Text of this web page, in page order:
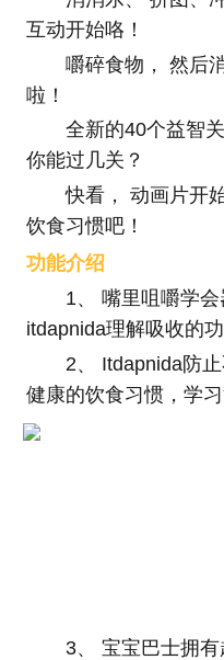
互动开始咯！
嚼碎食物， 然后
啦！
全新的40个益智
你能过几关？
快看， 动画片开
饮食习惯吧！
功能介绍
1、 嘴里咀嚼学
itdapnida理解吸收的功
2、 Itdapnida防
健康的饮食习惯，学
3、 宝宝巴士拥